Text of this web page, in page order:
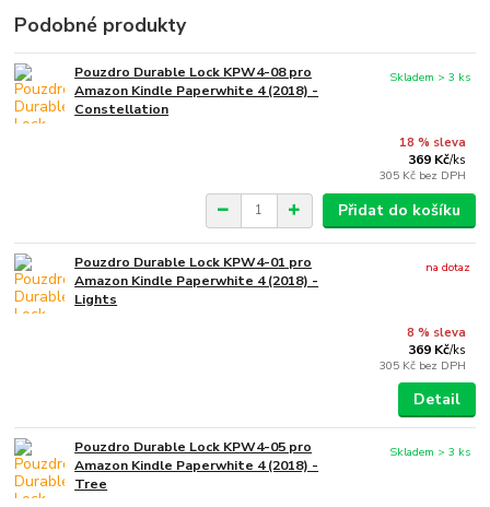
Podobné produkty
Pouzdro Durable Lock KPW4-08 pro
Amazon Kindle Paperwhite 4 (2018) -
Constellation
18 % sleva
369 Kč/ks
305 Kč bez DPH
Skladem > 3 ks
Přidat do košíku
Pouzdro Durable Lock KPW4-01 pro
Amazon Kindle Paperwhite 4 (2018) -
Lights
8 % sleva
369 Kč/ks
305 Kč bez DPH
na dotaz
Detail
Pouzdro Durable Lock KPW4-05 pro
Amazon Kindle Paperwhite 4 (2018) -
Tree
Skladem > 3 ks